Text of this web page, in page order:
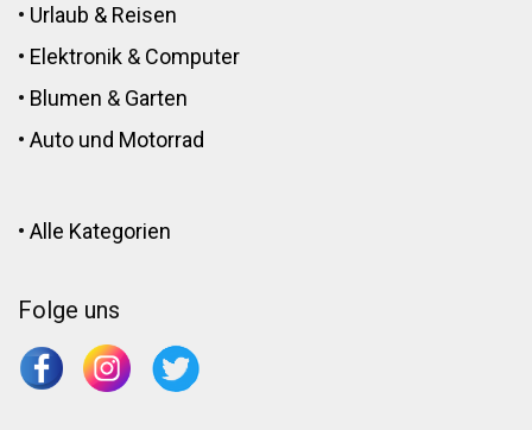
• Urlaub & Reisen
• Elektronik & Computer
• Blumen & Garten
• Auto und Motorrad
• Alle Kategorien
Folge uns